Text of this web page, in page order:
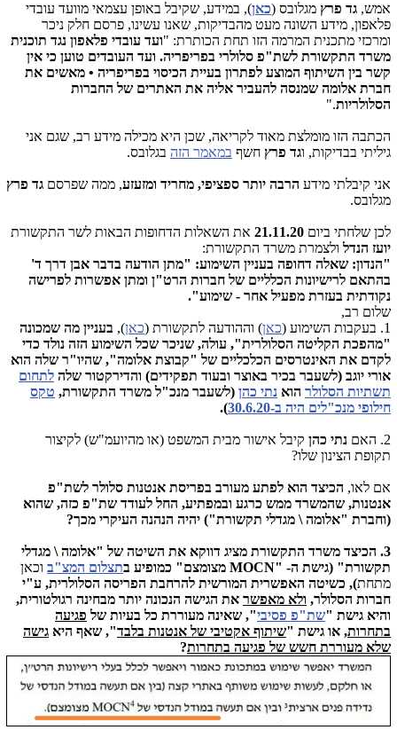
אמש, גד פרץ מגלובס (כאן), במידע, שקיבל באופן עצמאי מוועד עובדי
פלאפון, מידע השונה מעט מהבדיקות, שאנו עשינו, פרסם חלק ניכר
ומרכזי מתכנית המרמה הזו תחת הכותרת: "ועד עובדי פלאפון נגד תוכנית
משרד התקשורת לשת"פ סלולרי בפריפריה. ועד העובדים טוען כי אין
קשר בין השיתוף המוצע לפתרון בעיית הכיסוי בפריפריה • מאשים את
חברת אלומה שמנסה להעביר אליה את האתרים של החברות
הסלולריות."
הכתבה הזו מומלצת מאוד לקריאה, שכן היא מכילה מידע רב, שגם אני
גיליתי בבדיקות, וגד פרץ חשף במאמר הזה בגלובס.
אני קיבלתי מידע הרבה יותר ספציפי, מחריד ומזעזע, ממה שפרסם גד פרץ
מגלובס.
לכן שלחתי ביום 21.11.20 את השאלות הדחופות הבאות לשר התקשורת
יועז הנדל ולצמרת משרד התקשורת:
"הנדון: שאלה דחופה בעניין השימוע: "מתן הודעה בדבר אבן דרך ד'
בהתאם לרישיונות הכלליים של חברות הרט"ן ומתן אפשרות לפרישה
נקודתית בעזרת מפעיל אחר - שימוע".
שלום רב,
1. בעקבות השימוע (
כאן) וההודעה לתקשורת (כאן), בעניין מה שמכונה
"מהפכת הקליטה הסלולרית", עולה, שניכר שכל השימוע הזה נולד כדי
לקדם את האינטרסים הכלכליים של "קבוצת אלומה", שהיו"ר שלה הוא
אורי יוגב (לשעבר בכיר באוצר ובעוד תפקידים) והדירקטור שלה לתחום
תשתיות הסלולר הוא נתי כהן (לשעבר מנכ"ל משרד התקשורת, טקס
חילופי מנכ"לים היה ב-30.6.20
).
2. האם נתי כהן קיבל אישור מבית המשפט (או מהיועמ"ש) לקיצור
תקופת הצינון שלו?
אם לאו, הכיצד הוא לפתע מעורב בפריסת אנטנות סלולר לשת"פ
אנטנות, שהמשרד ממש כרגע ובמפתיע, החל לעודד שת"פ כזה, שהוא
(וחברת "אלומה \ מגדלי תקשורת") יהיה הנהנה העיקרי מכך?
3. הכיצד משרד התקשורת מציג דווקא את השיטה של "אלומה \ מגדלי
תקשורת" (גישת ה- MOCN" מצומצם" כמופיע בתצלום המצ"ב וכאן
מתחת), כשיטה האפשרית המורשית להרחבת הפריסה הסלולרית, ע"י
חברות הסלולר, ולא מאפשר את הגישה הנכונה יותר מבחינה רגולטורית,
והיא גישת "שת"פ פסיבי", שאינה מעוררת כל בעיות של פגיעה
בתחרות, או גישת "שיתוף אקטיבי של אנטנות בלבד", שאף היא גישה
שלא מעוררת חשש של פגיעה בתחרות?